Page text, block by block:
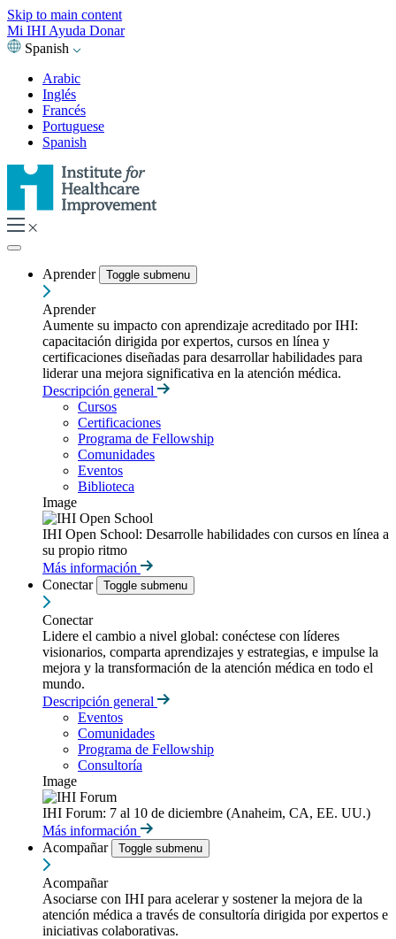
Skip to main content
Mi IHI Ayuda Donar
Spanish
Arabic
Inglés
Francés
Portuguese
Spanish
Aprender Toggle submenu
Aprender
Aumente su impacto con aprendizaje acreditado por IHI:
capacitación dirigida por expertos, cursos en línea y
certificaciones diseñadas para desarrollar habilidades para
liderar una mejora significativa en la atención médica.
Descripción general
Cursos
Certificaciones
Programa de Fellowship
Comunidades
Eventos
Biblioteca
Image
IHI Open School: Desarrolle habilidades con cursos en línea a
su propio ritmo
Más información
Conectar
Toggle submenu
Conectar
Lidere el cambio a nivel global: conéctese con líderes
visionarios, comparta aprendizajes y estrategias, e impulse la
mejora y la transformación de la atención médica en todo el
mundo.
Descripción general
Eventos
Comunidades
Programa de Fellowship
Consultoría
Image
IHI Forum: 7 al 10 de diciembre (Anaheim, CA, EE. UU.)
Más información
Acompañar
Toggle submenu
Acompañar
Asociarse con IHI para acelerar y sostener la mejora de la
atención médica a través de consultoría dirigida por expertos e
iniciativas colaborativas.